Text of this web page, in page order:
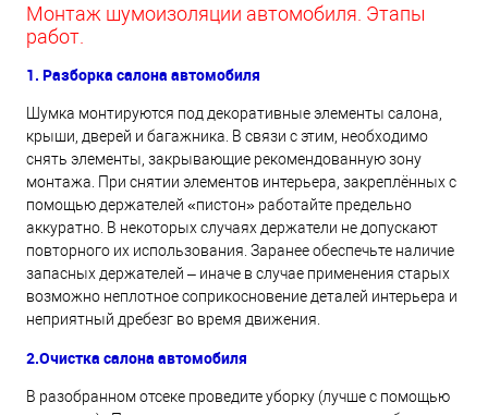
Монтаж шумоизоляции автомобиля. Этапы
работ.
1. Разборка салона автомобиля
Шумка монтируются под декоративные элементы салона,
крыши, дверей и багажника. В связи с этим, необходимо
снять элементы, закрывающие рекомендованную зону
монтажа. При снятии элементов интерьера, закреплённых с
помощью держателей «пистон» работайте предельно
аккуратно. В некоторых случаях держатели не допускают
повторного их использования. Заранее обеспечьте наличие
запасных держателей – иначе в случае применения старых
возможно неплотное соприкосновение деталей интерьера и
неприятный дребезг во время движения.
2.Очистка салона автомобиля
В разобранном отсеке проведите уборку (лучше с помощью